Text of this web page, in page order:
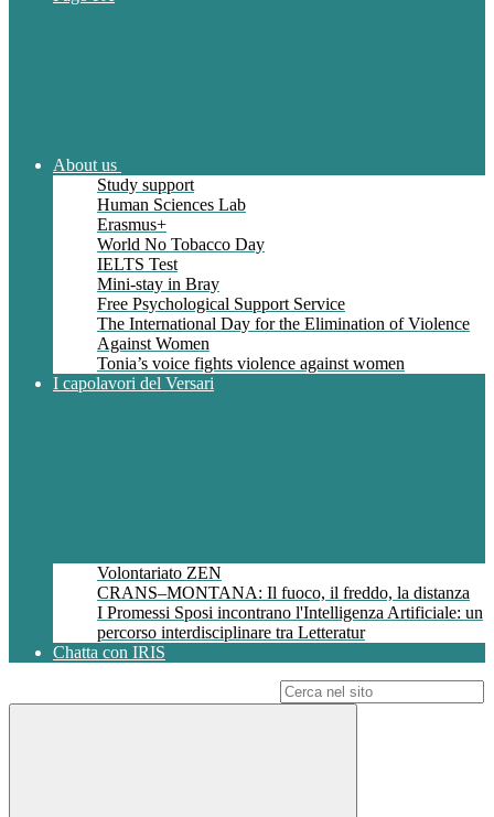
About us
Study support
Human Sciences Lab
Erasmus+
World No Tobacco Day
IELTS Test
Mini-stay in Bray
Free Psychological Support Service
The International Day for the Elimination of Violence
Against Women
Tonia’s voice fights violence against women
I capolavori del Versari
Volontariato ZEN
CRANS–MONTANA: Il fuoco, il freddo, la distanza
I Promessi Sposi incontrano l'Intelligenza Artificiale: un
percorso interdisciplinare tra Letteratur
Chatta con IRIS